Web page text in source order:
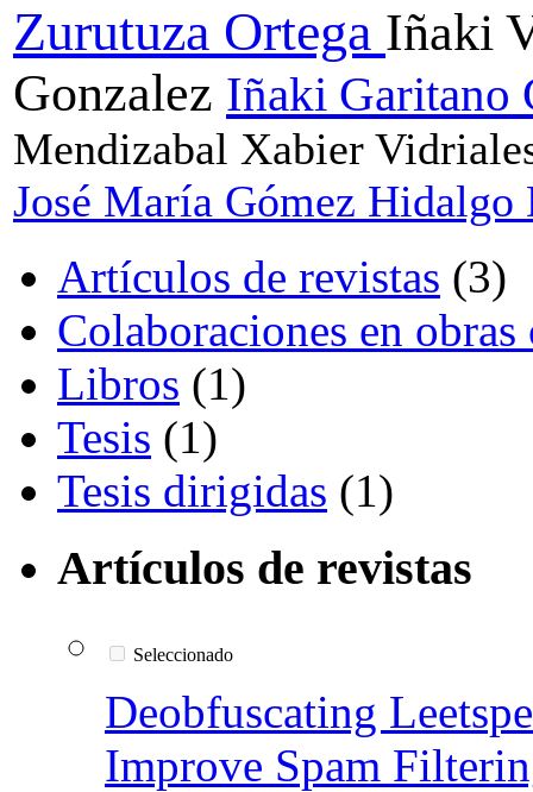
Zurutuza Ortega Iñaki
Gonzalez Iñaki Garitano
Mendizabal Xabier
José María Gómez Hidalgo
Artículos de revistas (3)
Colaboraciones en
Libros (1)
Tesis (1)
Tesis dirigidas (1)
Artículos de revistas
Seleccionado
Deobfuscating
Improve Spam